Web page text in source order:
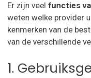
OVPN
Cactus VPN
HideipVPN
Er zijn veel functies
weten welke provider
kenmerken van de
van de verschillende
1.